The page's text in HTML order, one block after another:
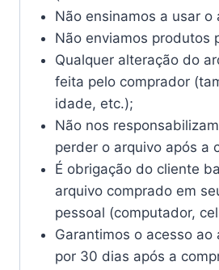
Não ensinamos a usar o
Não enviamos produtos
Qualquer alteração do
feita pelo comprador
idade, etc.);
Não nos
perder o arquivo após a
É obrigação do cliente
arquivo comprado em
pessoal (computador,
Garantimos o acesso ao
por 30 dias após a